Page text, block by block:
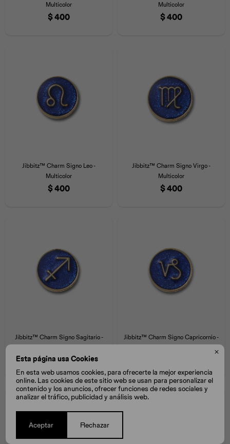

Esta página usa Cookies
En esta web usamos cookies, para ofrecerte la mejor experiencia
online. Las cookies de este sitio web se usan para personalizar el
contenido y los anuncios, ofrecer funciones de redes sociales y
analizar el tráfico, publicidad y análisis web.
Aceptar Rechazar
Multicolor
$400
Multicolor
$400
Jibbitz™ Charm Signo Leo -
Multicolor
$400
Jibbitz™ Charm Signo Virgo -
Multicolor
$400
Jibbitz™ Charm Signo Sagitario -
$400
Jibbitz™ Charm Signo Capricornio -